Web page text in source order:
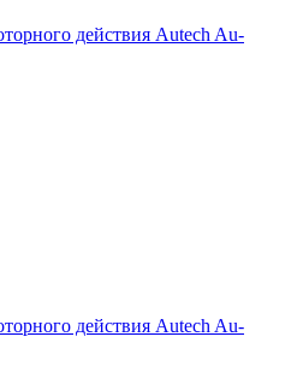
действия Autech Au-
действия Autech Au-